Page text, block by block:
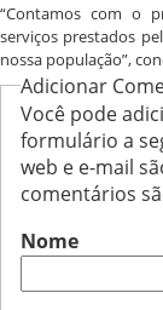
“Contamos com o
serviços prestados
nossa população”,
Adicionar
Você pode
formulário a
web e e-mail
comentários
Nome